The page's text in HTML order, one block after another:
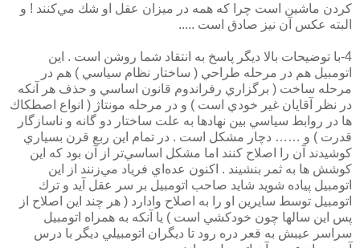
كردن ماشين است چرا كه همه در ميزان عقل او شك مي‌كنند ! و
البته عکس آن نيز صادق است .....
4-با توضيحات بالا ديگر پاسخ به انتقاد شما روشن است . اين
اتومبيل هم در مرحله طراحي ( ساختار نظام سياسي ) هم در
مرحله ساخت ( برگزاري رفراندوم قانون اساسي و حذف هر آنكه
در نظر آقايان غير خودي است ) و در مرحله مونتاژ ( انواع اصطكاك
ها در روابط سياسي بين نهادها به علت ساختار دو گانه و ناسازگار
قدرت ) و …… دچار مشكل است . در تمام اين ربع قرن بسياري
كوشيدند آن را اصلاح كنند اما مشكل اساسي‌تر از آن بود كه اين
كوشش ها به ثمر بنشيند . اكنون عده‌اي فرياد مي‌زنند از اين
اتومبيل پياده شويد شايد صاحب اتومبيل بر سر عقل آيد و ترك
اتومبيل توسط سايرين او را به اصلاح وادارد ( هر چند اين اصلاح از
پس اين سالها چون خودكشي است ) يا آنكه به همراه اتومبيل
سراسر عيبش به قعر دره رود تا ديگران اتومبيلي ديگر با درس